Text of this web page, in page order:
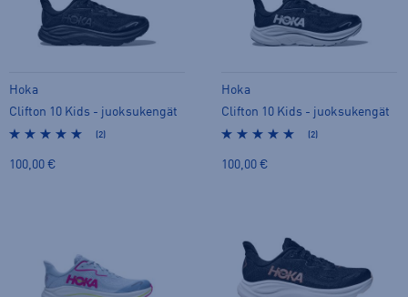
Hoka
Clifton 10 Kids - juoksukengät
(2)
100,00 €
Hoka
Clifton 10 Kids - juoksukengät
(2)
100,00 €